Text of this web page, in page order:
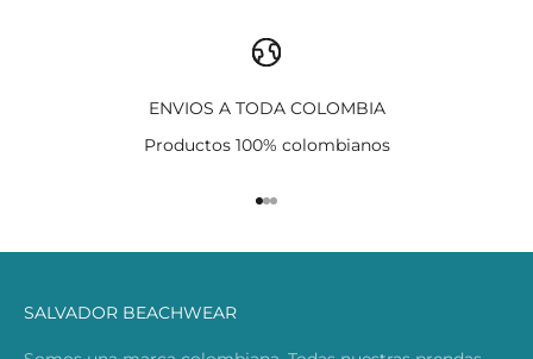
ENVIOS A TODA COLOMBIA
Productos 100% colombianos
Ir al artículo 1
Ir al artículo 2
Ir al artículo 3
SALVADOR BEACHWEAR